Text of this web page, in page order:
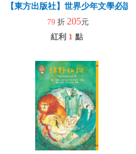
【東方出版社】世界少年文學必
79 折 205元
紅利 1 點